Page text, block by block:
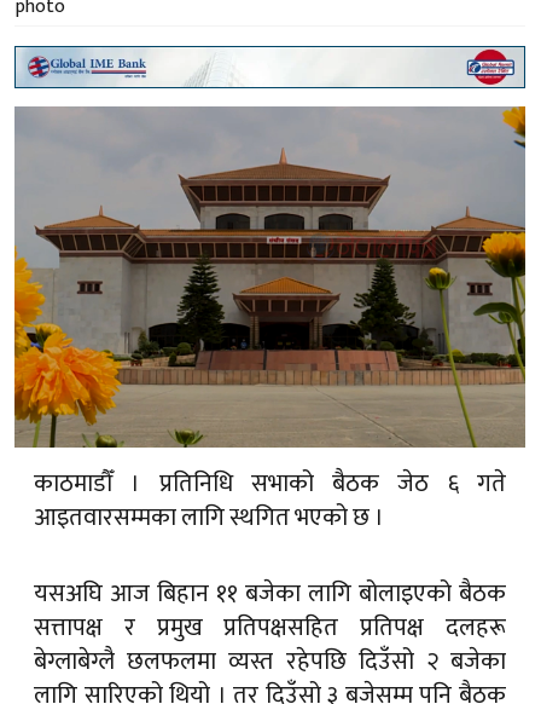
काठमाडौँ । प्रतिनिधि सभाको बैठक जेठ ६ गते
आइतवारसम्मका लागि स्थगित भएको छ ।
यसअघि आज बिहान ११ बजेका लागि बोलाइएको बैठक
सत्तापक्ष र प्रमुख प्रतिपक्षसहित प्रतिपक्ष दलहरू
बेग्लाबेग्लै छलफलमा व्यस्त रहेपछि दिउँसो २ बजेका